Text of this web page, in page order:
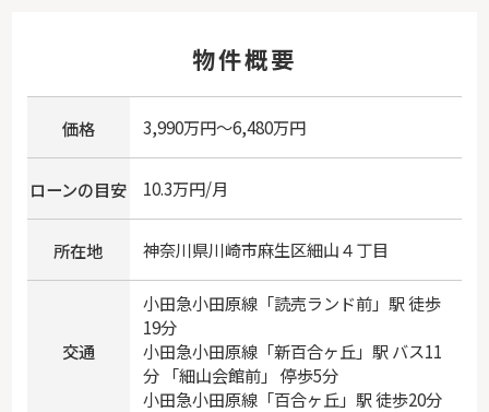
物件概要
価格 3,990万円～6,480万円
ローンの目安 10.3万円/月
所在地 神奈川県川崎市麻生区細山４丁目
交通
小田急小田原線「読売ランド前」駅 徒歩
19分
小田急小田原線「新百合ヶ丘 」駅 バス11
分 「細山会館前」 停歩5分
小田急小田原線「百合ヶ丘 」駅 徒歩20分